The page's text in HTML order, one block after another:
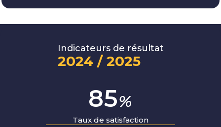
Indicateurs de résultat
2024 / 2025
97%
Taux de satisfaction